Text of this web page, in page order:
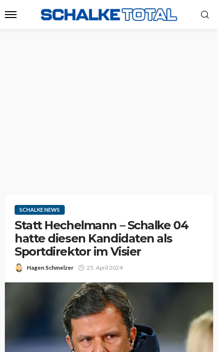
SCHALKE NEWS
Statt Hechelmann – Schalke 04
hatte diesen Kandidaten als
Sportdirektor im Visier
Hagen Schmelzer 25. April 2024